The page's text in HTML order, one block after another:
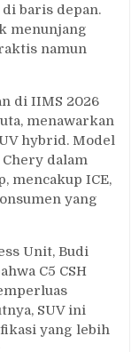
baris depan.
menunjang
namun
di IIMS 2026
menawarkan
hybrid. Model
dalam
mencakup ICE,
yang
Unit, Budi
C5 CSH
SUV ini
yang lebih